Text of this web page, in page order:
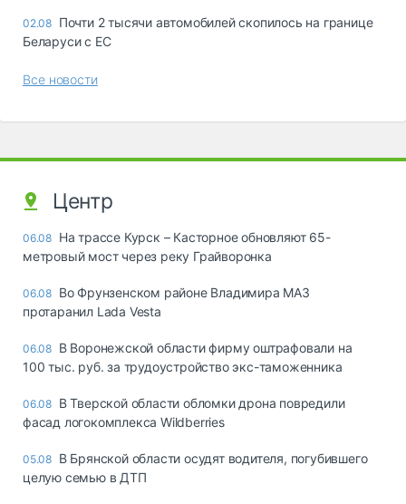
02.08 Почти 2 тысячи автомобилей скопилось на границе
Беларуси с ЕС
Все новости
Центр
06.08 На трассе Курск – Касторное обновляют 65-
метровый мост через реку Грайворонка
06.08 Во Фрунзенском районе Владимира МАЗ
протаранил Lada Vesta
06.08 В Воронежской области фирму оштрафовали на
100 тыс. руб. за трудоустройство экс-таможенника
06.08 В Тверской области обломки дрона повредили
фасад логокомплекса Wildberries
05.08 В Брянской области осудят водителя, погубившего
целую семью в ДТП